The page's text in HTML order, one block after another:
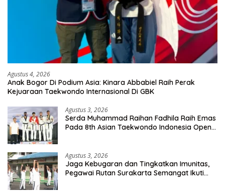
Agustus 4, 2026
Anak Bogor Di Podium Asia: Kinara Abbabiel Raih Perak
Kejuaraan Taekwondo Internasional Di GBK
Agustus 3, 2026
Serda Muhammad Raihan Fadhila Raih Emas
Pada 8th Asian Taekwondo Indonesia Open
Agustus 3, 2026
Jaga Kebugaran dan Tingkatkan Imunitas,
Pegawai Rutan Surakarta Semangat Ikuti